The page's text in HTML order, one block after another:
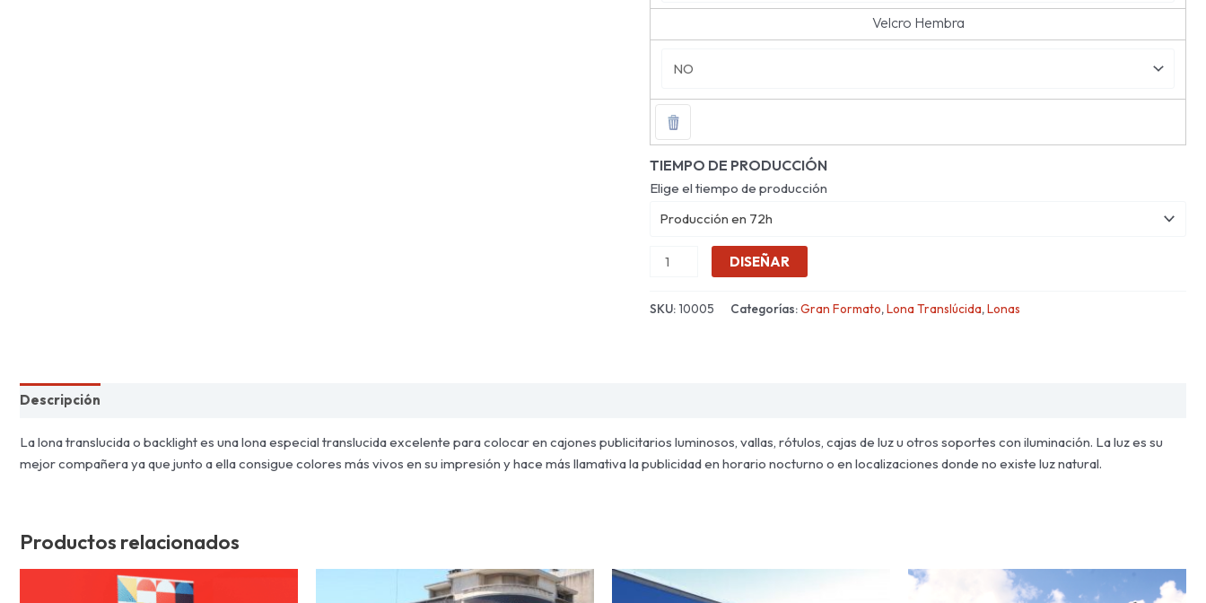
Velcro Hembra
TIEMPO DE PRODUCCIÓN
Elige el tiempo de producción
Producción en 72h
DISEÑAR
SKU: 10005 Categorías:Gran Formato,Lona Translúcida,Lonas
Descripción
La lona translucida o backlight es una lona especial translucida excelente para colocar en cajones publicitarios luminosos, vallas, rótulos, cajas de luz u otros soportes con iluminación. La luz es su
mejor compañera ya que junto a ella consigue colores más vivos en su impresión y hace más llamativa la publicidad en horario nocturno o en localizaciones donde no existe luz natural.
Productos relacionados